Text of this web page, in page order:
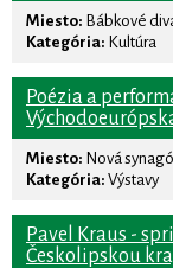
Miesto: Bábkové
Kategória: Kultúra
Poézia a
Miesto: Nová
Kategória: Výstavy
Pavel Kraus -
Českolipskou